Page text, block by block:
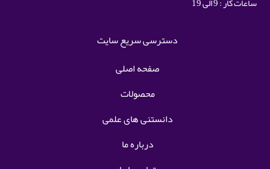
دسترسی سریع سایت
صفحه اصلی
محصولات
دانستنی های علمی
درباره ما